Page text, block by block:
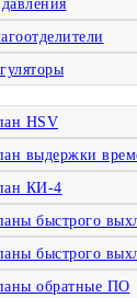
HSV
выдержки
КИ-4
быстрого
быстрого
обратные ПО